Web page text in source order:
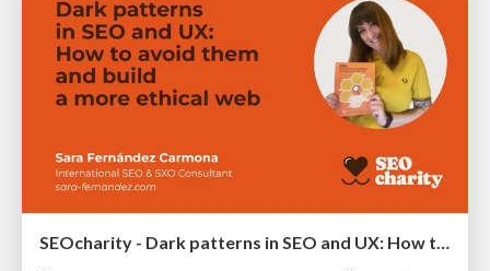
SEOcharity - Dark patterns in SEO and UX: How to avoid them and build a more ethical web